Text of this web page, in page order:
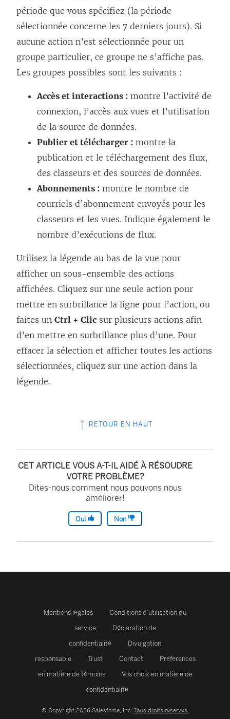
période que vous spécifiez (la période
sélectionnée concerne les 7 derniers jours). Si
aucune action n’est sélectionnée pour un
groupe particulier, ce groupe ne s’affiche pas.
Les groupes possibles sont les suivants :
Accès et interactions : montre l’activité de
connexion, l’accès aux vues et l’utilisation
de la source de données.
Publier et télécharger : montre la
publication et le téléchargement des flux,
des classeurs et des sources de données.
Abonnements : montre le nombre de
courriels d’abonnement envoyés pour les
classeurs et les vues. Indique également le
nombre d’exécutions de flux.
Utilisez la légende au bas de la vue pour
afficher un sous-ensemble des actions
affichées. Cliquez sur une seule action pour
mettre en surbrillance la ligne pour l’action, ou
faites un Ctrl + Clic sur plusieurs actions afin
d’en mettre en surbrillance plus d’une. Pour
effacer la sélection et afficher toutes les actions
sélectionnées, cliquez sur une action dans la
légende.
RETOUR EN HAUT
CET ARTICLE VOUS A-T-IL AIDÉ À RÉSOUDRE
VOTRE PROBLÈME?
Dites-nous comment nous pouvons nous
améliorer!
Oui Non
Mentions légales
Conditions d’utilisation du
service
Déclaration de
confidentialité
Divulgation
responsable
Trust Contact
Préférences
en matière de témoins
Vos choix en matière de
confidentialité
© Copyright 2026 Salesforce, Inc. Tous droits réservés.